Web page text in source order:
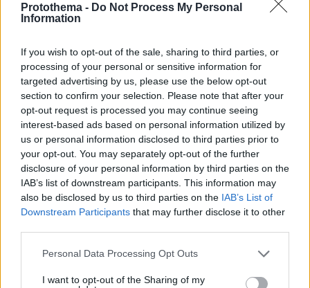
Protothema - Do Not Process My Personal
Information
If you wish to opt-out of the sale, sharing to third parties, or
processing of your personal or sensitive information for
targeted advertising by us, please use the below opt-out
section to confirm your selection. Please note that after your
opt-out request is processed you may continue seeing
interest-based ads based on personal information utilized by
us or personal information disclosed to third parties prior to
your opt-out. You may separately opt-out of the further
disclosure of your personal information by third parties on the
IAB’s list of downstream participants. This information may
also be disclosed by us to third parties on the IAB’s List of
Downstream Participants that may further disclose it to other
Please note that this website/app uses one or more Google
not limited to your visit or usage behaviour. You may click to
Personal Data Processing Opt Outs
I want to opt-out of the Sharing of my
* Υποχρεωτικά πεδία
ΡΟΗ ΕΙΔΗΣΕΩΝ
Ειδήσεις Δημοφιλή Σχολιασμένα
Πώς οι σκύλοι και οι γάτες μπορεί να διατηρούν το
μυαλό μας υγιές- Δείτε με ποιον τρόπο το καθένα
πριν 7 λεπτά
Sydney Sweeney: Ποζάρει με λευκά δαντελένια